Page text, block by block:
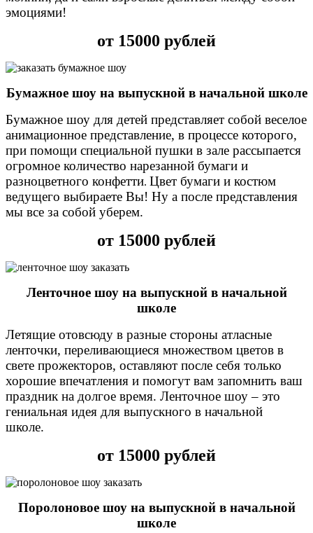
эмоциями!
от 15000 рублей
Бумажное шоу на выпускной в начальной школе
Бумажное шоу для детей представляет собой веселое
анимационное представление, в процессе которого,
при помощи специальной пушки в зале рассыпается
огромное количество нарезанной бумаги и
разноцветного конфетти. Цвет бумаги и костюм
ведущего выбираете Вы! Ну а после представления
мы все за собой уберем.
от 15000 рублей
Ленточное шоу на выпускной в начальной
школе
Летящие отовсюду в разные стороны атласные
ленточки, переливающиеся множеством цветов в
свете прожекторов, оставляют после себя только
хорошие впечатления и помогут вам запомнить ваш
праздник на долгое время. Ленточное шоу – это
гениальная идея для выпускного в начальной
школе.
от 15000 рублей
Поролоновое шоу на выпускной в начальной
школе